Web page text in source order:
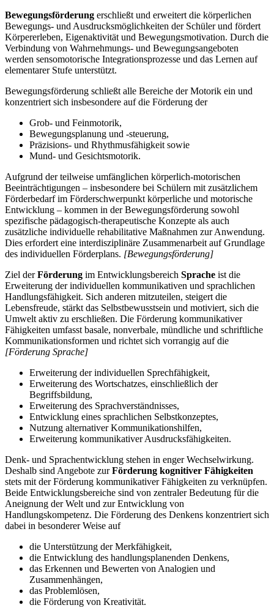
Bewegungsförderung erschließt und erweitert die körperlichen
Bewegungs- und Ausdrucksmöglichkeiten der Schüler und fördert
Körpererleben, Eigenaktivität und Bewegungsmotivation. Durch die
Verbindung von Wahrnehmungs- und Bewegungsangeboten
werden sensomotorische Integrationsprozesse und das Lernen auf
elementarer Stufe unterstützt.
Bewegungsförderung schließt alle Bereiche der Motorik ein und
konzentriert sich insbesondere auf die Förderung der
Grob- und Feinmotorik,
Bewegungsplanung und -steuerung,
Präzisions- und Rhythmusfähigkeit sowie
Mund- und Gesichtsmotorik.
Aufgrund der teilweise umfänglichen körperlich-motorischen
Beeinträchtigungen – insbesondere bei Schülern mit zusätzlichem
Förderbedarf im Förderschwerpunkt körperliche und motorische
Entwicklung – kommen in der Bewegungsförderung sowohl
spezifische pädagogisch-therapeutische Konzepte als auch
zusätzliche individuelle rehabilitative Maßnahmen zur Anwendung.
Dies erfordert eine interdisziplinäre Zusammenarbeit auf Grundlage
des individuellen Förderplans. [Bewegungsförderung]
Ziel derFörderung im Entwicklungsbereich Sprache ist die
Erweiterung der individuellen kommunikativen und sprachlichen
Handlungsfähigkeit. Sich anderen mitzuteilen, steigert die
Lebensfreude, stärkt das Selbstbewusstsein und motiviert, sich die
Umwelt aktiv zu erschließen. Die Förderung kommunikativer
Fähigkeiten umfasst basale, nonverbale, mündliche und schriftliche
Kommunikationsformen und richtet sich vorrangig auf die
[Förderung Sprache]
Erweiterung der individuellen Sprechfähigkeit,
Erweiterung des Wortschatzes, einschließlich der
Begriffsbildung,
Erweiterung des Sprachverständnisses,
Entwicklung eines sprachlichen Selbstkonzeptes,
Nutzung alternativer Kommunikationshilfen,
Erweiterung kommunikativer Ausdrucksfähigkeiten.
Denk- und Sprachentwicklung stehen in enger Wechselwirkung.
Deshalb sind Angebote zurFörderung kognitiver Fähigkeiten
stets mit der Förderung kommunikativer Fähigkeiten zu verknüpfen.
Beide Entwicklungsbereiche sind von zentraler Bedeutung für die
Aneignung der Welt und zur Entwicklung von
Handlungskompetenz. Die Förderung des Denkens konzentriert sich
dabei in besonderer Weise auf
die Unterstützung der Merkfähigkeit,
die Entwicklung des handlungsplanenden Denkens,
das Erkennen und Bewerten von Analogien und
Zusammenhängen,
das Problemlösen,
die Förderung von Kreativität.